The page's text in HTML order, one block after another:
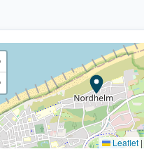
Leaflet |